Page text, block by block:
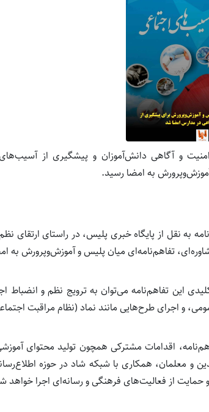
و آگاهی دانش‌آموزان و پیشگیری از
به امضا رسید.
به نقل از پایگاه خبری پلیس، در راستای
تفاهم‌نامه‌ای میان پلیس و آموزش‌وپرورش به
این تفاهم‌نامه می‌توان به ترویج نظم و انضباط
و اجرای طرح‌هایی مانند نماد (نظام مراقبت
اقدامات مشترکی همچون تولید محتوای
و معلمان، همکاری با شبکه شاد در حوزه
حمایت از فعالیت‌های فرهنگی و رسانه‌ای اجرا خواهد